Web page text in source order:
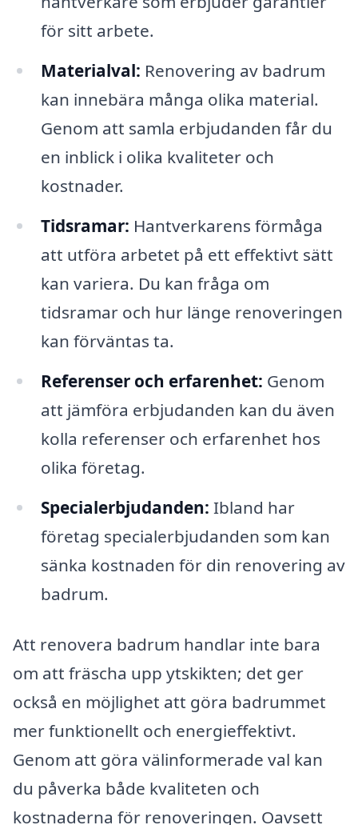
för sitt arbete.
Materialval: Renovering av badrum
kan innebära många olika material.
Genom att samla erbjudanden får du
en inblick i olika kvaliteter och
kostnader.
Tidsramar: Hantverkarens förmåga
att utföra arbetet på ett effektivt sätt
kan variera. Du kan fråga om
tidsramar och hur länge renoveringen
kan förväntas ta.
Referenser och erfarenhet: Genom
att jämföra erbjudanden kan du även
kolla referenser och erfarenhet hos
olika företag.
Specialerbjudanden: Ibland har
företag specialerbjudanden som kan
sänka kostnaden för din renovering av
badrum.
Att renovera badrum handlar inte bara
om att fräscha upp ytskikten; det ger
också en möjlighet att göra badrummet
mer funktionellt och energieffektivt.
Genom att göra välinformerade val kan
du påverka både kvaliteten och
kostnaderna för renoveringen. Oavsett